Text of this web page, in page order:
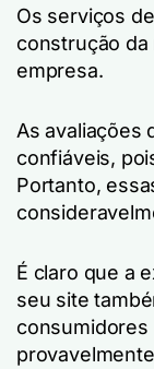
Os serviços
construção
empresa.
As avaliações
confiáveis,
Portanto,
É claro que a
seu site